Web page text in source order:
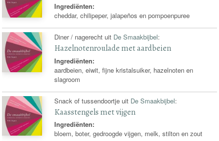
Ingrediënten:
cheddar, chilipeper, jalapeños en pompoenpuree
Diner / nagerecht uit De Smaakbijbel:
Hazelnotenroulade met aardbeien
Ingrediënten:
aardbeien, eiwit, fijne kristalsuiker, hazelnoten en
slagroom
Snack of tussendoortje uit De Smaakbijbel:
Kaasstengels met vijgen
Ingrediënten:
bloem, boter, gedroogde vijgen, melk, stilton en zout